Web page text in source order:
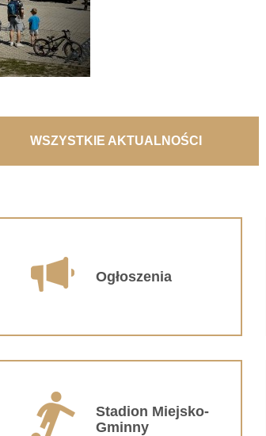
WSZYSTKIE AKTUALNOŚCI
Ogłoszenia
Stadion Miejsko-
Gminny